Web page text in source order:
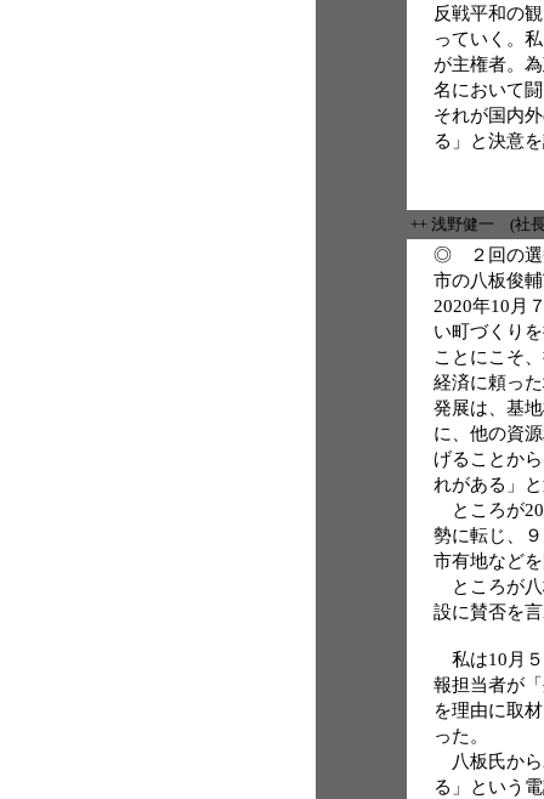
反戦平和の
っていく。
が主権者。
名において
それが国内
る」と決意
++ 浅野健一 (社
◎ ２回の選
市の八板俊
2020年10月
い町づくり
ことにこそ
経済に頼っ
発展は、基
に、他の資
げることか
れがある」
ところが
勢に転じ、
市有地など
ところが八
設に賛否を
私は10月５
報担当者が
を理由に取
った。
八板氏から
る」という